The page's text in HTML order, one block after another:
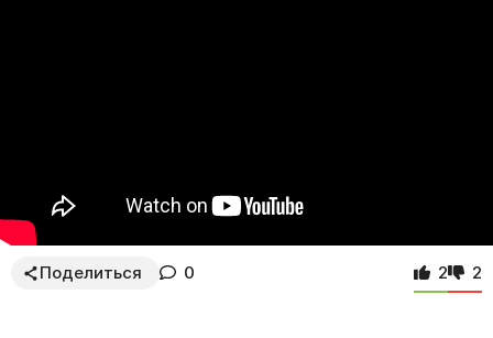
Поделиться 0 2 2